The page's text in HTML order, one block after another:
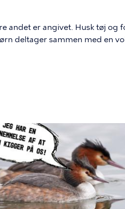
andet er angivet. Husk tøj
deltager sammen med en